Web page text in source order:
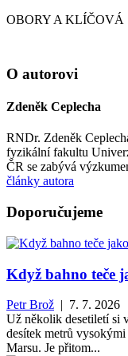
OBORY A KLÍČOVÁ
O autorovi
Zdeněk Ceplecha
RNDr. Zdeněk
fyzikální fakultu
ČR se zabývá
články autora
Doporučujeme
Když bahno teče
Petr Brož | 7. 7. 2026
Už několik desetiletí si
desítek metrů
Marsu. Je přitom...